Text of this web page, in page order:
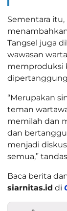
Sementara itu,
Tangsel juga
wawasan
memproduksi
“Merupakan
teman
memilah dan
dan
menjadi
semua,”
Baca berita
siarnitas.id di